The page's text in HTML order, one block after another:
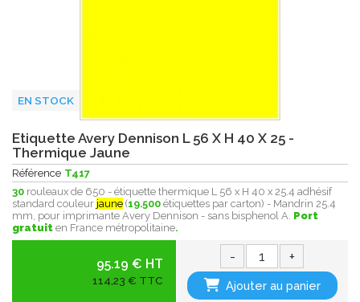
EN STOCK
Etiquette Avery Dennison L 56 X H 40 X 25 -
Thermique Jaune
Référence T417
30 rouleaux de 650 - étiquette thermique L 56 x H 40 x 25.4 adhésif
standard couleur jaune (19.500 étiquettes par carton) - Mandrin 25.4
mm, pour imprimante Avery Dennison - sans bisphenol A. Port
gratuit en France métropolitaine.
95.19 € HT
114,23 € TTC
- +
Ajouter au panier